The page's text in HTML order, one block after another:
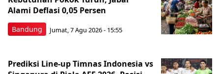
Bandung
Alami Deflasi 0,05 Persen
Jumat, 7 Agu 2026 - 15:55
Prediksi Line-up Timnas Indonesia vs